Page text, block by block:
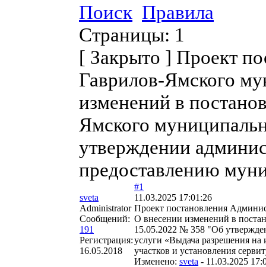
Поиск Правила
Страницы: 1
[ Закрыто ] Проект
Гаврилов-Ямского
изменений в
Ямского
утверждении
предоставлению
sveta
Administrator
Сообщений:
191
Регистрация:
16.05.2018
#1
11.03.2025 17:01:26
Проект постановления
О внесении изменений в
15.05.2022 № 358 "Об
услуги «Выдача разрешения на
участков и установления
Изменено: sveta - 11.03.2025